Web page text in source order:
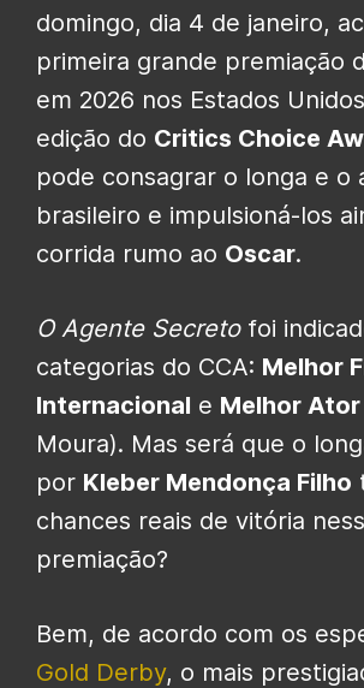
domingo, dia 4 de janeiro,
primeira grande premiação
em 2026 nos Estados
edição do Critics Choice
pode consagrar o longa e o
brasileiro e impulsioná-los
corrida rumo ao Oscar.
O Agente Secretofoi
categorias do CCA: Melhor
Internacional e Melhor Ator
Moura). Mas será que o
por Kleber Mendonça Filho
chances reais de vitória
premiação?
Bem, de acordo com os
Gold Derby, o mais